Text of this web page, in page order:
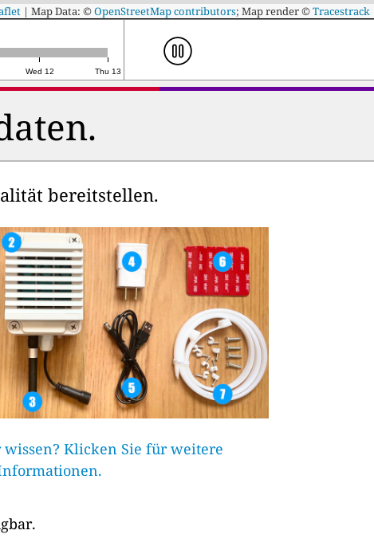
| Map Data: ©OpenStreetMap contributors; Map render ©Tracestrack
Wed 12 Thu 13
bereitstellen.
wissen? Klicken Sie für weitere